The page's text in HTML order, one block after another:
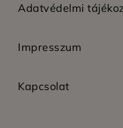
Adatvédelmi
Impresszum
Kapcsolat